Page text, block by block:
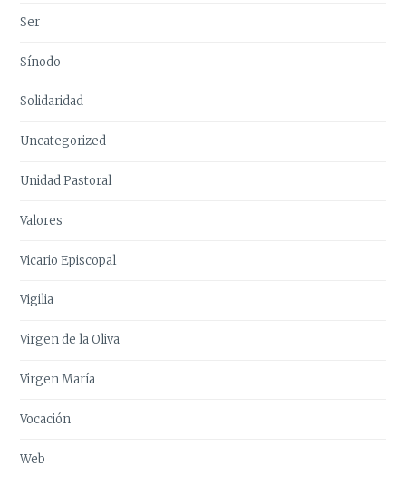
Ser
Sínodo
Solidaridad
Uncategorized
Unidad Pastoral
Valores
Vicario Episcopal
Vigilia
Virgen de la Oliva
Virgen María
Vocación
Web